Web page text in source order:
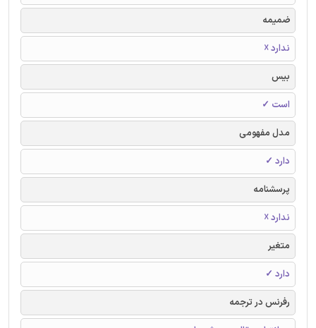
ضمیمه
ندارد ☓
بیس
است ✓
مدل مفهومی
دارد ✓
پرسشنامه
ندارد ☓
متغیر
دارد ✓
رفرنس در ترجمه